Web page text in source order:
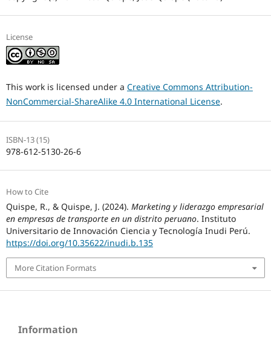
License
This work is licensed under a Creative Commons Attribution-
NonCommercial-ShareAlike 4.0 International License.
ISBN-13 (15)
978-612-5130-26-6
How to Cite
Quispe, R., & Quispe, J. (2024). Marketing y liderazgo empresarial
en empresas de transporte en un distrito peruano. Instituto
Universitario de Innovación Ciencia y Tecnología Inudi Perú.
https://doi.org/10.35622/inudi.b.135
More Citation Formats
Information